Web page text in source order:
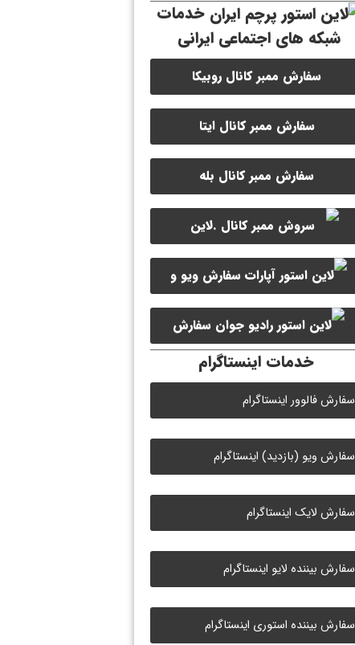
خدمات
شبکه های اجتماعی ایرانی
سفارش ممبر کانال روبیکا
سفارش ممبر کانال ایتا
سفارش ممبر کانال بله
سفارش ممبر کانال سروش
سفارش ویو و
لایک ویدیو آپارات
سفارش
لایک رادیو جوان
خدمات اینستاگرام
سفارش فالوور اینستاگرام
سفارش ویو (بازدید) اینستاگرام
سفارش لایک اینستاگرام
سفارش بیننده لایو اینستاگرام
سفارش بیننده استوری اینستاگرام